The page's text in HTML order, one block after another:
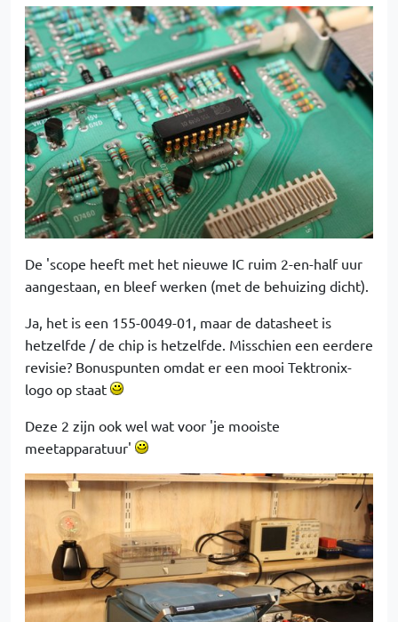
De 'scope heeft met het nieuwe IC ruim 2-en-half uur
aangestaan, en bleef werken (met de behuizing dicht).
Ja, het is een 155-0049-01, maar de datasheet is
hetzelfde / de chip is hetzelfde. Misschien een eerdere
revisie? Bonuspunten omdat er een mooi Tektronix-
logo op staat
Deze 2 zijn ook wel wat voor 'je mooiste
meetapparatuur'